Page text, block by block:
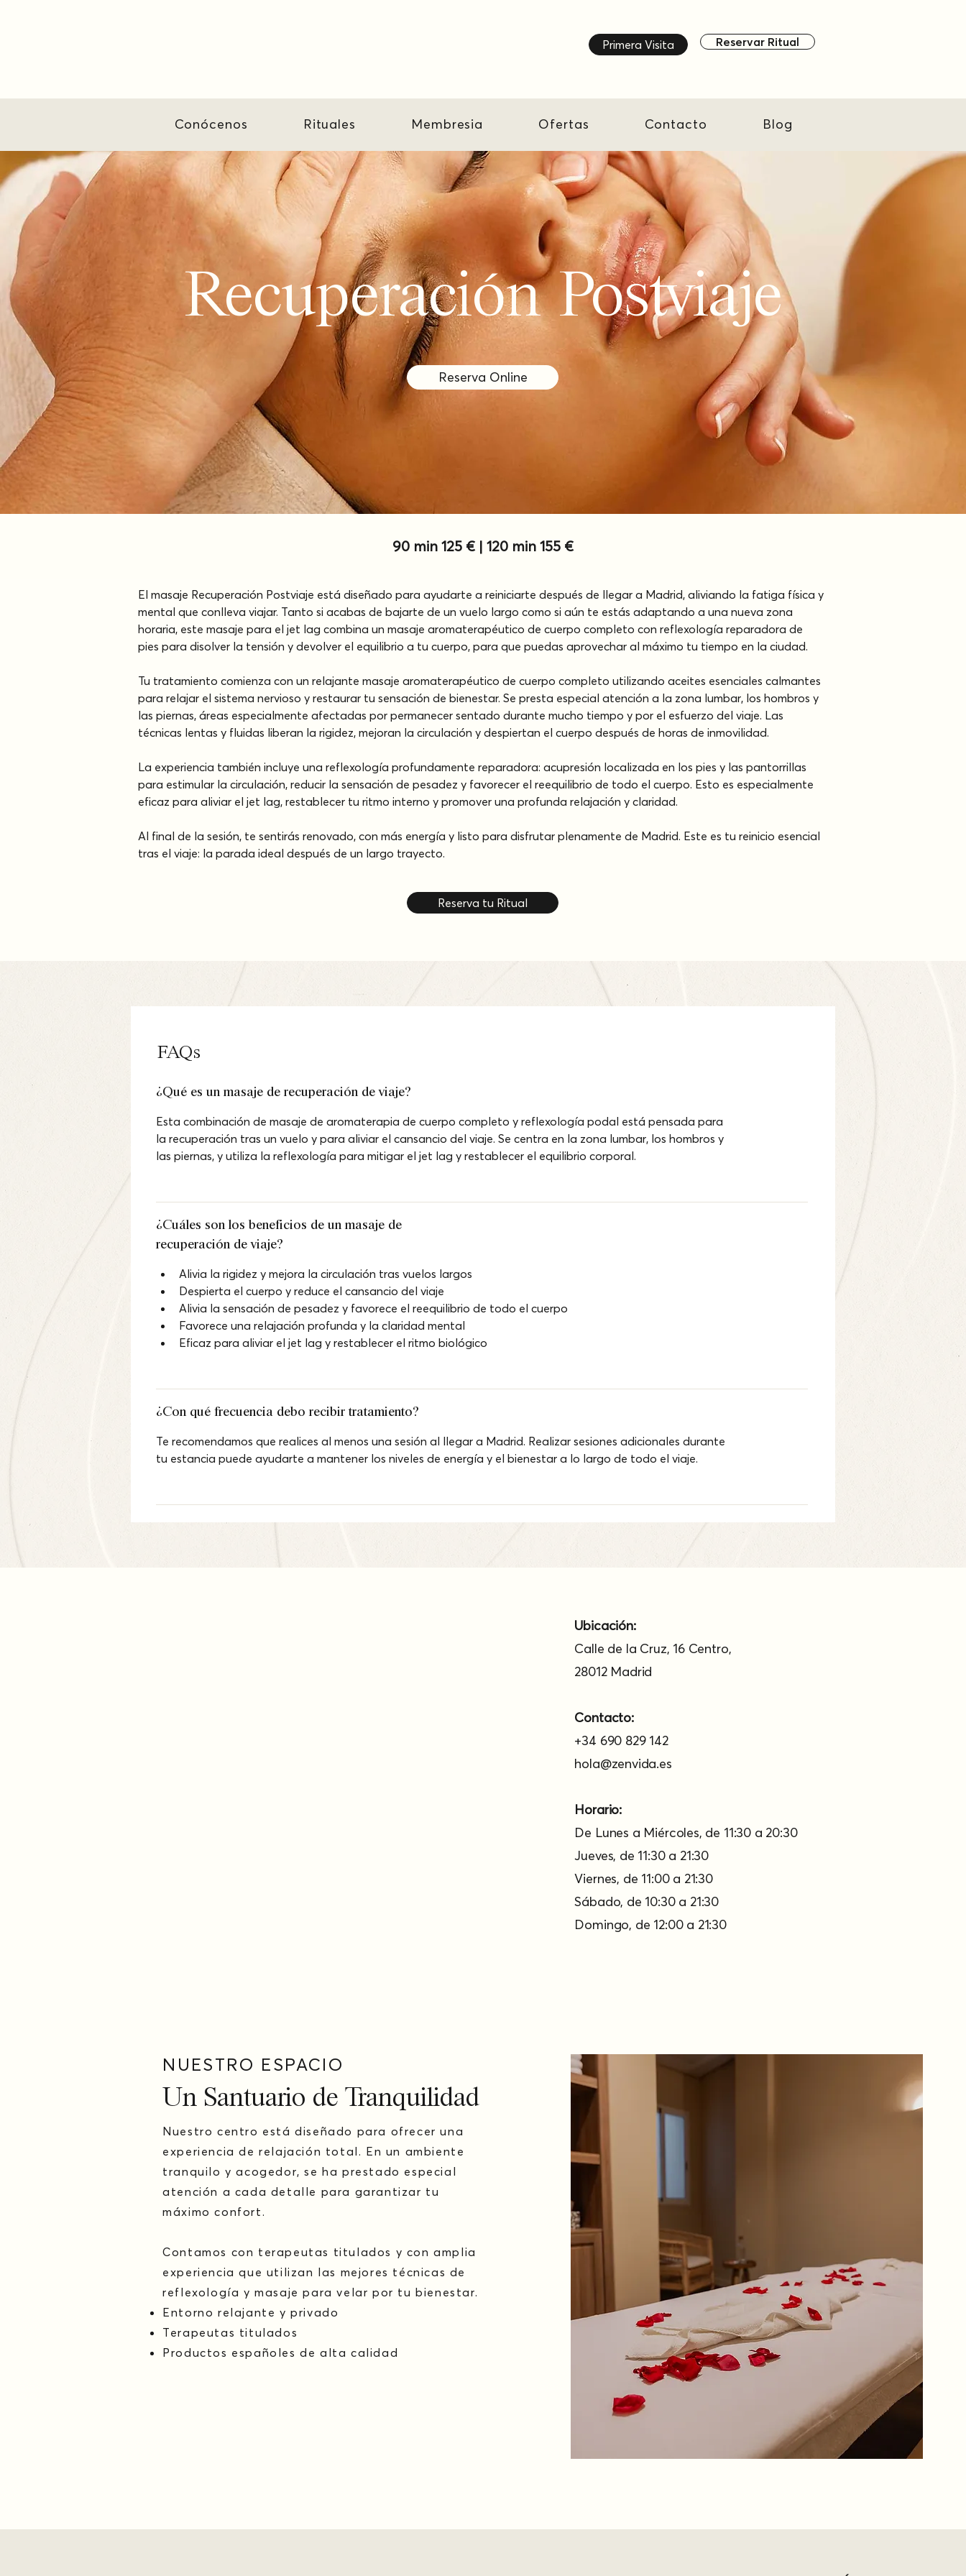
Primera Visita Reservar Ritual
Conócenos Rituales Membresia Ofertas Contacto Blog
Recuperación Postviaje
Reserva Online
90 min 125 € | 120 min 155 €
El masaje Recuperación Postviaje está diseñado para ayudarte a reiniciarte después de llegar a Madrid, aliviando la fatiga física y
mental que conlleva viajar. Tanto si acabas de bajarte de un vuelo largo como si aún te estás adaptando a una nueva zona
horaria, este masaje para el jet lag combina un masaje aromaterapéutico de cuerpo completo con reflexología reparadora de
pies para disolver la tensión y devolver el equilibrio a tu cuerpo, para que puedas aprovechar al máximo tu tiempo en la ciudad.
Tu tratamiento comienza con un relajante masaje aromaterapéutico de cuerpo completo utilizando aceites esenciales calmantes
para relajar el sistema nervioso y restaurar tu sensación de bienestar. Se presta especial atención a la zona lumbar, los hombros y
las piernas, áreas especialmente afectadas por permanecer sentado durante mucho tiempo y por el esfuerzo del viaje. Las
técnicas lentas y fluidas liberan la rigidez, mejoran la circulación y despiertan el cuerpo después de horas de inmovilidad.
La experiencia también incluye una reflexología profundamente reparadora: acupresión localizada en los pies y las pantorrillas
para estimular la circulación, reducir la sensación de pesadez y favorecer el reequilibrio de todo el cuerpo. Esto es especialmente
eficaz para aliviar el jet lag, restablecer tu ritmo interno y promover una profunda relajación y claridad.
Al final de la sesión, te sentirás renovado, con más energía y listo para disfrutar plenamente de Madrid. Este es tu reinicio esencial
tras el viaje: la parada ideal después de un largo trayecto.
Reserva tu Ritual
FAQs
¿Qué es un masaje de recuperación de viaje?
Esta combinación de masaje de aromaterapia de cuerpo completo y reflexología podal está pensada para
la recuperación tras un vuelo y para aliviar el cansancio del viaje. Se centra en la zona lumbar, los hombros y
las piernas, y utiliza la reflexología para mitigar el jet lag y restablecer el equilibrio corporal.
¿Cuáles son los beneficios de un masaje de
recuperación de viaje?
Alivia la rigidez y mejora la circulación tras vuelos largos
Despierta el cuerpo y reduce el cansancio del viaje
Alivia la sensación de pesadez y favorece el reequilibrio de todo el cuerpo
Favorece una relajación profunda y la claridad mental
Eficaz para aliviar el jet lag y restablecer el ritmo biológico
¿Con qué frecuencia debo recibir tratamiento?
Te recomendamos que realices al menos una sesión al llegar a Madrid. Realizar sesiones adicionales durante
tu estancia puede ayudarte a mantener los niveles de energía y el bienestar a lo largo de todo el viaje.
Ubicación:
Calle de la Cruz, 16 Centro,
28012 Madrid​
Contacto:
+34 690 829 142
hola@zenvida.es
Horario:
De Lunes a Miércoles, de 11:30 a 20:30
Jueves, de 11:30 a 21:30
Viernes, de 11:00 a 21:30
Sábado, de 10:30 a 21:30
Domingo, de 12:00 a 21:30
NUESTRO ESPACIO
Un Santuario de Tranquilidad
Nuestro centro está diseñado para ofrecer una
experiencia de relajación total. En un ambiente
tranquilo y acogedor, se ha prestado especial
atención a cada detalle para garantizar tu
máximo confort.
Contamos con terapeutas titulados y con amplia
experiencia que utilizan las mejores técnicas de
reflexología y masaje para velar por tu bienestar.
Entorno relajante y privado
Terapeutas titulados
Productos españoles de alta calidad